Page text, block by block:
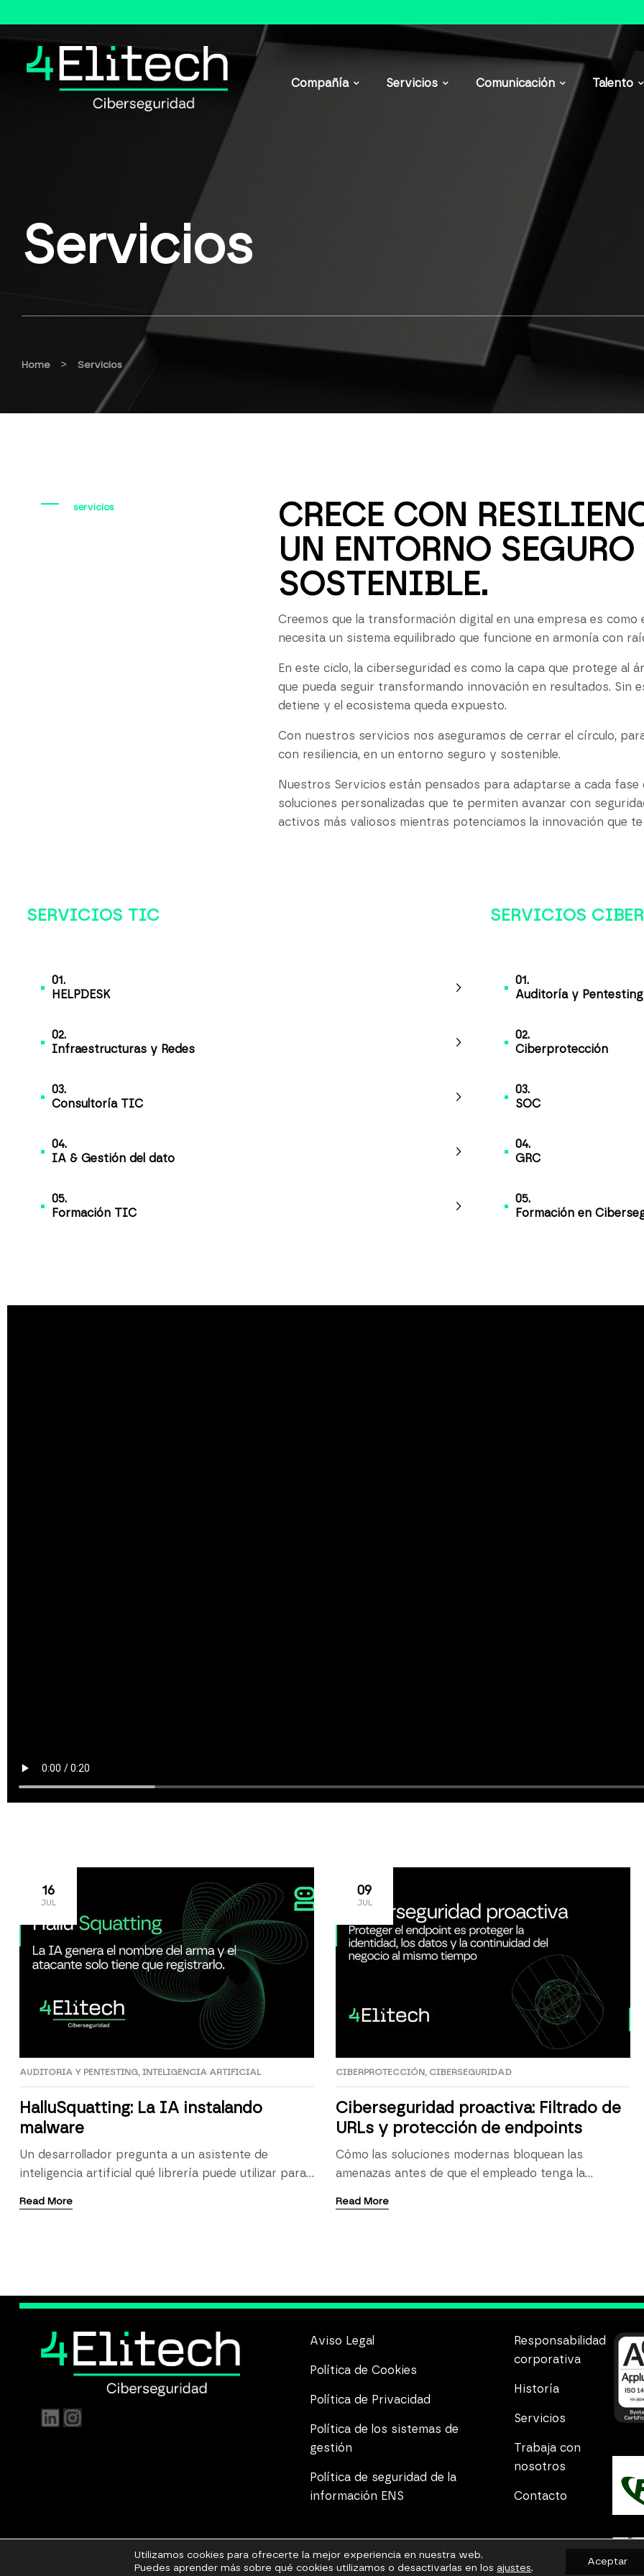
Compañía Servicios Comunicación Talento
Servicios
Home > Servicios
servicios
CRECE CON
UN ENTORNO SEGURO
SOSTENIBLE.
Creemos que la transformación digital en una empresa es
necesita un sistema equilibrado que funcione en armonía con
En este ciclo, la ciberseguridad es como la capa que protege al
que pueda seguir transformando innovación en resultados. Sin
detiene y el ecosistema queda expuesto.
Con nuestros servicios nos aseguramos de cerrar el círculo,
con resiliencia, en un entorno seguro y sostenible.
Nuestros Servicios están pensados para adaptarse a cada
soluciones personalizadas que te permiten avanzar con
activos más valiosos mientras potenciamos la innovación que te
SERVICIOS TIC
01.
HELPDESK
02.
Infraestructuras y Redes
03.
Consultoría TIC
04.
IA & Gestión del dato
05.
Formación TIC
SERVICIOS
01.
Auditoría y Pentesting
02.
Ciberprotección
03.
SOC
04.
GRC
05.
Formación en
16
JUL
AUDITORIA Y PENTESTING, INTELIGENCIA ARTIFICIAL
HalluSquatting: La IA instalando
malware
Un desarrollador pregunta a un asistente de
inteligencia artificial qué librería puede utilizar para
paquete con un nombre convincente, explica su
inventado el […]
Read More
09
JUL
CIBERPROTECCIÓN, CIBERSEGURIDAD
Ciberseguridad proactiva: Filtrado de
URLs y protección de endpoints
Cómo las soluciones modernas bloquean las
amenazas antes de que el empleado tenga la
estrategia dominante en ciberseguridad
Read More
Aviso Legal
Política de Cookies
Política de Privacidad
Política de los sistemas de
gestión
Política de seguridad de la
información ENS
Responsabilidad
corporativa
Historía
Servicios
Trabaja con
nosotros
Contacto
Copyright © 2026 4Elitech. Todos los derechos reservados
Utilizamos cookies para ofrecerte la mejor experiencia en nuestra web.
Puedes aprender más sobre qué cookies utilizamos o desactivarlas en los ajustes.
Aceptar